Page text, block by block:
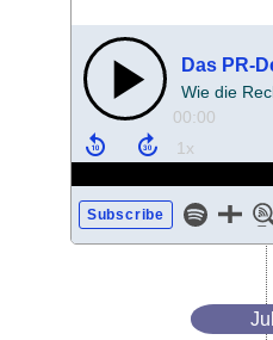
00:00
Subscribe